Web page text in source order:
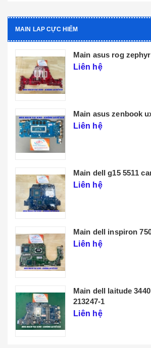
MAIN LAP CỰC HIẾM
Main dell xps 9320
l071p
Main lenovo t14
Liên hệ